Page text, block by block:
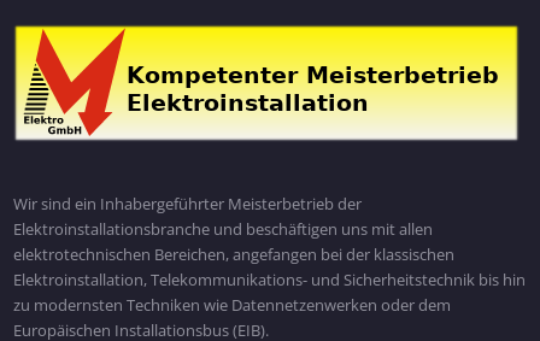
Wir sind ein Inhabergeführter Meisterbetrieb der
Elektroinstallationsbranche und beschäftigen uns mit allen
elektrotechnischen Bereichen, angefangen bei der klassischen
Elektroinstallation, Telekommunikations- und Sicherheitstechnik bis hin
zu modernsten Techniken wie Datennetzenwerken oder dem
Europäischen Installationsbus (EIB).